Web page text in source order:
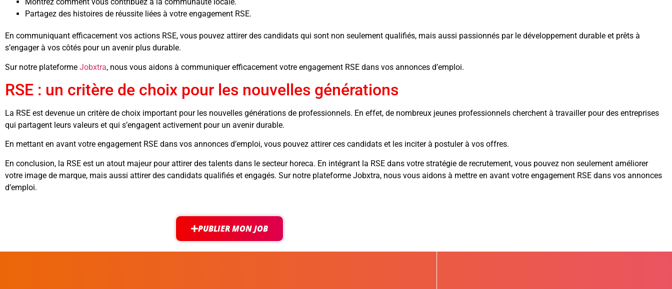
Partagez des histoires de réussite liées à votre engagement RSE.
En communiquant efficacement vos actions RSE, vous pouvez attirer des candidats qui sont non seulement qualifiés, mais aussi passionnés par le développement durable et prêts à
s’engager à vos côtés pour un avenir plus durable.
Sur notre plateforme Jobxtra, nous vous aidons à communiquer efficacement votre engagement RSE dans vos annonces d’emploi.
RSE : un critère de choix pour les nouvelles générations
La RSE est devenue un critère de choix important pour les nouvelles générations de professionnels. En effet, de nombreux jeunes professionnels cherchent à travailler pour des entreprises
qui partagent leurs valeurs et qui s’engagent activement pour un avenir durable.
En mettant en avant votre engagement RSE dans vos annonces d’emploi, vous pouvez attirer ces candidats et les inciter à postuler à vos offres.
En conclusion, la RSE est un atout majeur pour attirer des talents dans le secteur horeca. En intégrant la RSE dans votre stratégie de recrutement, vous pouvez non seulement améliorer
votre image de marque, mais aussi attirer des candidats qualifiés et engagés. Sur notre plateforme Jobxtra, nous vous aidons à mettre en avant votre engagement RSE dans vos annonces
d’emploi.
PUBLIER MON JOB